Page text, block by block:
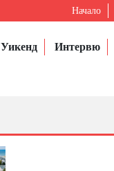
Начало
Уикенд Интервю